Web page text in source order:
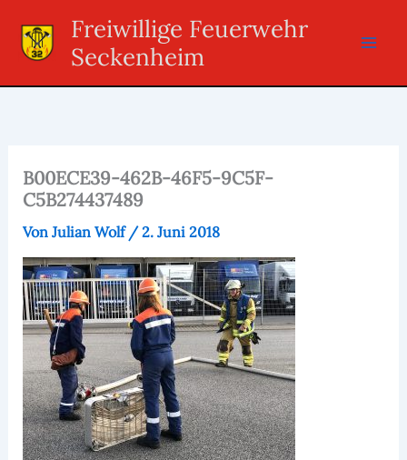
Inhalt
springen
Freiwillige Feuerwehr
Seckenheim
B00ECE39-462B-46F5-9C5F-
C5B274437489
Von Julian Wolf /2. Juni 2018